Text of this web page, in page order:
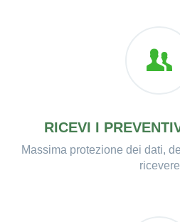
RICEVI I
Massima protezione dei dati,
ricevere